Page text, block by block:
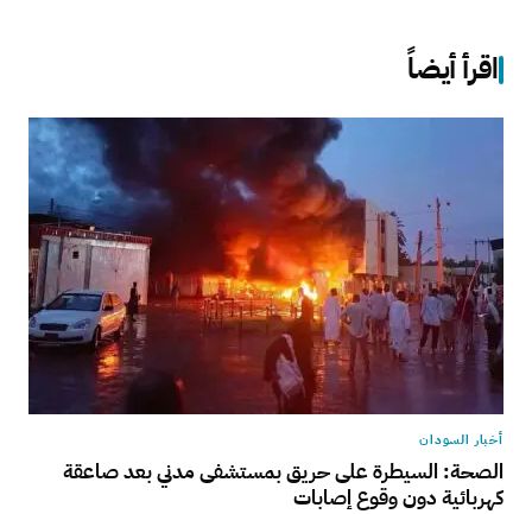
اقرأ أيضاً
أخبار السودان
الصحة: السيطرة على حريق بمستشفى مدني بعد صاعقة
كهربائية دون وقوع إصابات